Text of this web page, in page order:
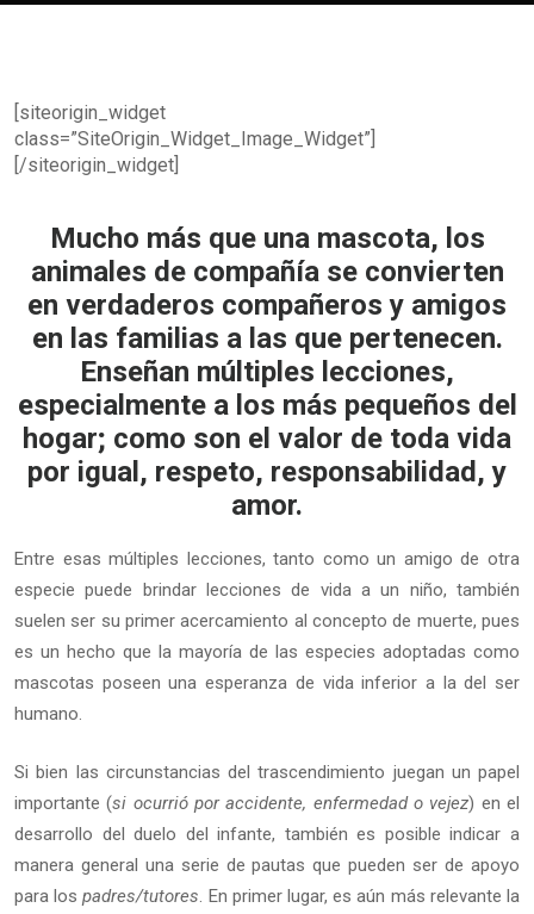
[siteorigin_widget
class=”SiteOrigin_Widget_Image_Widget”]
[/siteorigin_widget]
Mucho más que una mascota, los
animales de compañía se convierten
en verdaderos compañeros y amigos
en las familias a las que pertenecen.
Enseñan múltiples lecciones,
especialmente a los más pequeños del
hogar; como son el valor de toda vida
por igual, respeto, responsabilidad, y
amor.
Entre esas múltiples lecciones, tanto como un amigo de otra
especie puede brindar lecciones de vida a un niño, también
suelen ser su primer acercamiento al concepto de muerte, pues
es un hecho que la mayoría de las especies adoptadas como
mascotas poseen una esperanza de vida inferior a la del ser
humano.
Si bien las circunstancias del trascendimiento juegan un papel
importante (si ocurrió por accidente, enfermedad o vejez) en el
desarrollo del duelo del infante, también es posible indicar a
manera general una serie de pautas que pueden ser de apoyo
para lospadres/tutores . En primer lugar, es aún más relevante la